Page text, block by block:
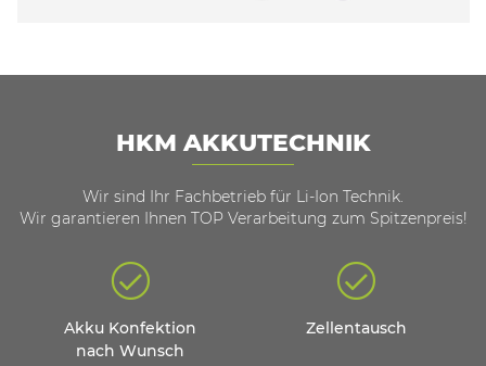
HKM AKKUTECHNIK
Wir sind Ihr Fachbetrieb für Li-Ion Technik.
Wir garantieren Ihnen TOP Verarbeitung zum Spitzenpreis!
Akku Konfektion
nach Wunsch
Zellentausch